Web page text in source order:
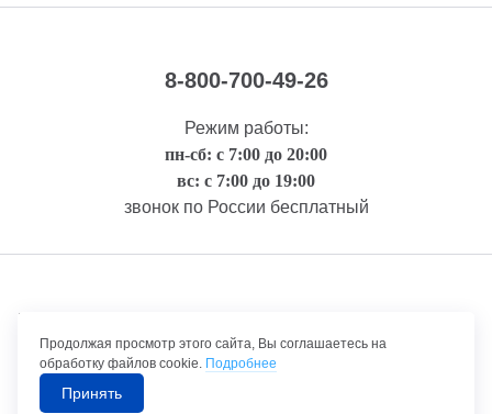
8-800-700-49-26
Режим работы:
пн-сб: с 7:00 до 20:00
вс: с 7:00 до 19:00
звонок по России бесплатный
Правовая информация
©1992-2026 ТрансТехСервис – продажа и обслуживание автомобилей.
Продолжая просмотр этого сайта, Вы соглашаетесь на
обработку файлов cookie. Подробнее
Принять